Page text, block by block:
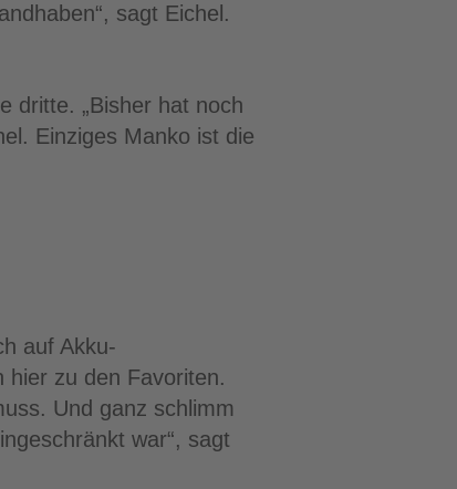
sagt Eichel.
dritte. „Bisher hat noch
Einziges Manko ist die
auf Akku-
hier zu den Favoriten.
Und ganz schlimm
war“, sagt